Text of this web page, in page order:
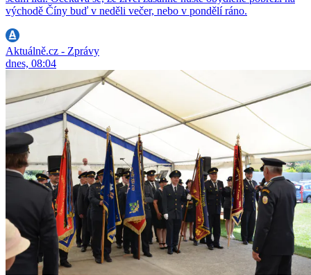
východě Číny buď v neděli večer, nebo v pondělí ráno.
Aktuálně.cz - Zprávy
dnes, 08:04